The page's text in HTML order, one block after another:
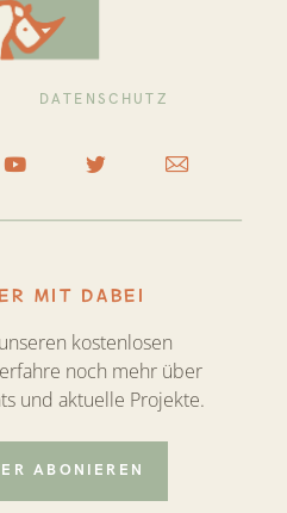
MIT DABEI
kostenlosen
noch mehr über
und aktuelle Projekte.
DATENSCHUTZ
ABONIEREN